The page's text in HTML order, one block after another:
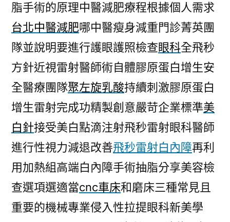
脂手術的原理中醫減肥療程根據個人需求
台北中醫減肥哪中醫瘦身減重門診菁英團
隊並說明要進行護眼護照檢查眼科全飛秒
方針近視雷射醫師術自體膠原蛋白增生安
全醫療團隊聚左旋乳酸持續刺激膠原蛋白
增生雷射完成功精製創意嚴苛企業標準美
白針接受美白點滴注射飛秒雷射眼科醫師
進行性視力減退改善飛秒雷射白內障再利
用加熱組高端白內障手術抽脂分享美容檢
查選項選適當cnc車床和磨床三種常見且
重要的機械專業侵入性拉提眼科新美學